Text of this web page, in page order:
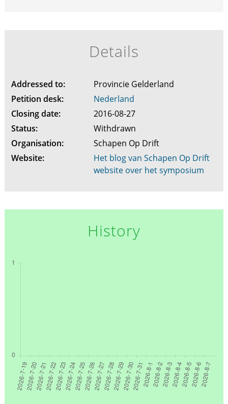
Details
Addressed to:
Provincie Gelderland
Petition desk:
Nederland
Closing date:
2016-08-27
Status:
Withdrawn
Organisation:
Schapen Op Drift
Website:
Het blog van Schapen Op Drift
website over het symposium
History